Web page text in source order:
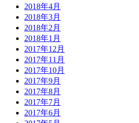
2018年4月
2018年3月
2018年2月
2018年1月
2017年12月
2017年11月
2017年10月
2017年9月
2017年8月
2017年7月
2017年6月